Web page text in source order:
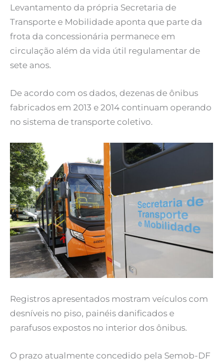
Levantamento da própria Secretaria de
Transporte e Mobilidade aponta que parte da
frota da concessionária permanece em
circulação além da vida útil regulamentar de
sete anos.
De acordo com os dados, dezenas de ônibus
fabricados em 2013 e 2014 continuam operando
no sistema de transporte coletivo.
Registros apresentados mostram veículos com
desníveis no piso, painéis danificados e
parafusos expostos no interior dos ônibus.
O prazo atualmente concedido pela Semob-DF